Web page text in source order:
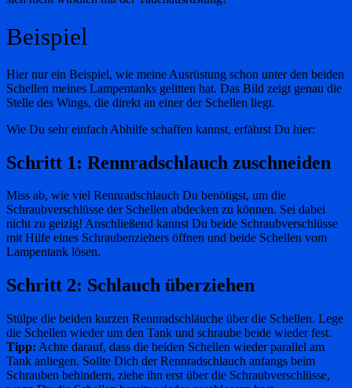
Beispiel
Hier nur ein Beispiel, wie meine Ausrüstung schon unter den beiden
Schellen meines Lampentanks gelitten hat. Das Bild zeigt genau die
Stelle des Wings, die direkt an einer der Schellen liegt.
Wie Du sehr einfach Abhilfe schaffen kannst, erfährst Du hier:
Schritt 1: Rennradschlauch zuschneiden
Miss ab, wie viel Rennradschlauch Du benötigst, um die
Schraubverschlüsse der Schellen abdecken zu können. Sei dabei
nicht zu geizig! Anschließend kannst Du beide Schraubverschlüsse
mit Hilfe eines Schraubenziehers öffnen und beide Schellen vom
Lampentank lösen.
Schritt 2: Schlauch überziehen
Stülpe die beiden kurzen Rennradschläuche über die Schellen. Lege
die Schellen wieder um den Tank und schraube beide wieder fest.
Tipp: Achte darauf, dass die beiden Schellen wieder parallel am
Tank anliegen. Sollte Dich der Rennradschlauch anfangs beim
Schrauben behindern, ziehe ihn erst über die Schraubverschlüsse,